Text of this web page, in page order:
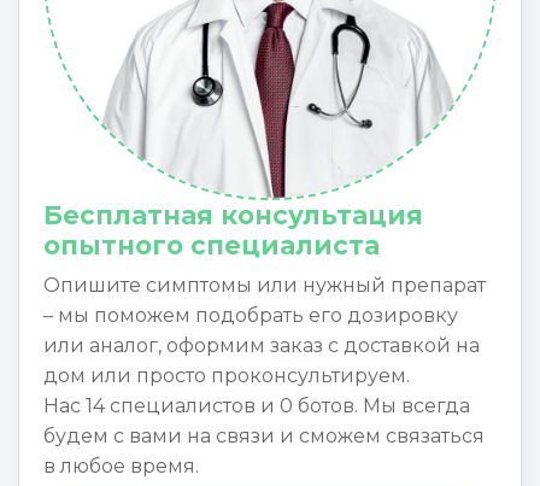
Бесплатная консультация
опытного специалиста
Опишите симптомы или нужный препарат
– мы поможем подобрать его дозировку
или аналог, оформим заказ с доставкой на
дом или просто проконсультируем.
Нас 14 специалистов и 0 ботов. Мы всегда
будем с вами на связи и сможем связаться
в любое время.